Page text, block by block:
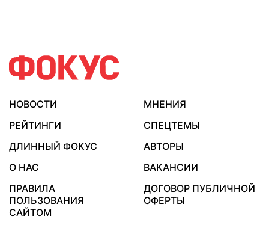
НОВОСТИ
МНЕНИЯ
РЕЙТИНГИ
СПЕЦТЕМЫ
ДЛИННЫЙ ФОКУС
АВТОРЫ
О НАС
ВАКАНСИИ
ПРАВИЛА
ПОЛЬЗОВАНИЯ
САЙТОМ
ДОГОВОР ПУБЛИЧНОЙ
ОФЕРТЫ